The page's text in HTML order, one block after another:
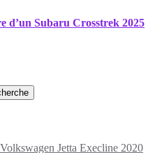
d’un Subaru Crosstrek 2025
Jetta Execline 2020